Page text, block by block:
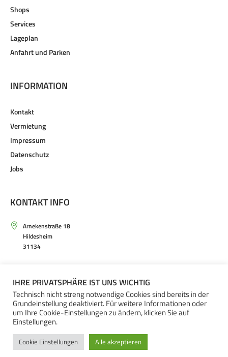
Shops
Services
Lageplan
Anfahrt und Parken
INFORMATION
Kontakt
Vermietung
Impressum
Datenschutz
Jobs
KONTAKT INFO
Arnekenstraße 18
Hildesheim
31134
+49(0)5121 – 20 66 30
IHRE PRIVATSPHÄRE IST UNS WICHTIG
Technisch nicht streng notwendige Cookies sind bereits in der
Grundeinstellung deaktiviert. Für weitere Informationen oder
um Ihre Cookie-Einstellungen zu ändern, klicken Sie auf
Einstellungen.
Cookie Einstellungen Alle akzeptieren